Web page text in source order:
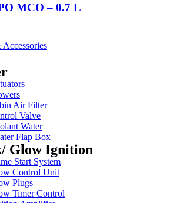
MCO – 0.7 L
Air Filter
Valve
Water
Flap Box
Glow Ignition
Start System
Control Unit
Plugs
Timer Control